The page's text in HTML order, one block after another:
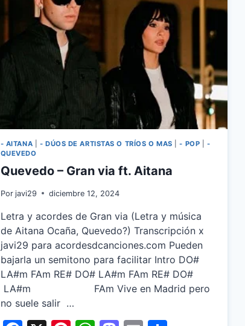
- AITANA - DÚOS DE ARTISTAS O TRÍOS O MAS |- POP
-
QUEVEDO
Quevedo – Gran via ft. Aitana
Por javi29 diciembre 12, 2024
Letra y acordes de Gran via (Letra y música
de Aitana Ocaña, Quevedo?) Transcripción x
javi29 para acordesdcanciones.com Pueden
bajarla un semitono para facilitar Intro DO#
LA#m FAm RE# DO# LA#m FAm RE# DO#
LA#m FAm Vive en Madrid pero
no suele salir …